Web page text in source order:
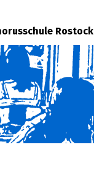
Rostock